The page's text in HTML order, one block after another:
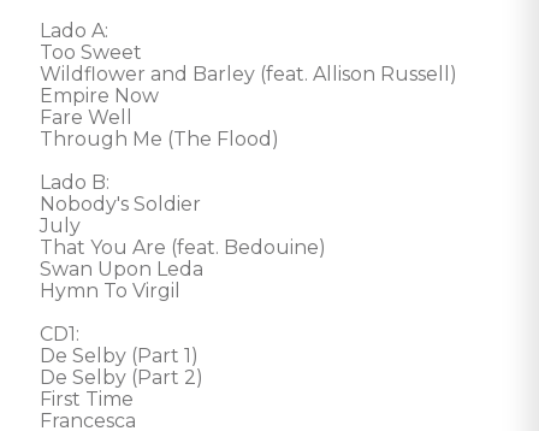
Lado A:
Too Sweet
Wildflower and Barley (feat. Allison Russell)
Empire Now
Fare Well
Through Me (The Flood)
Lado B:
Nobody's Soldier
July
That You Are (feat. Bedouine)
Swan Upon Leda
Hymn To Virgil
CD1:
De Selby (Part 1)
De Selby (Part 2)
First Time
Francesca